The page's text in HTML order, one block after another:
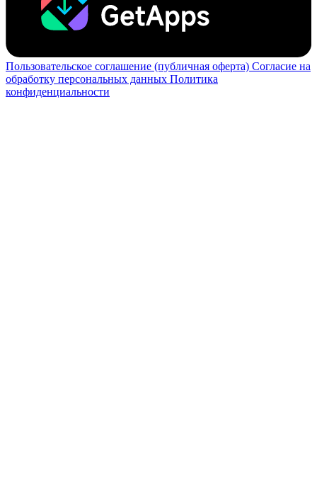
Пользовательское соглашение (публичная оферта) Согласие на
обработку персональных данных Политика
конфиденциальности